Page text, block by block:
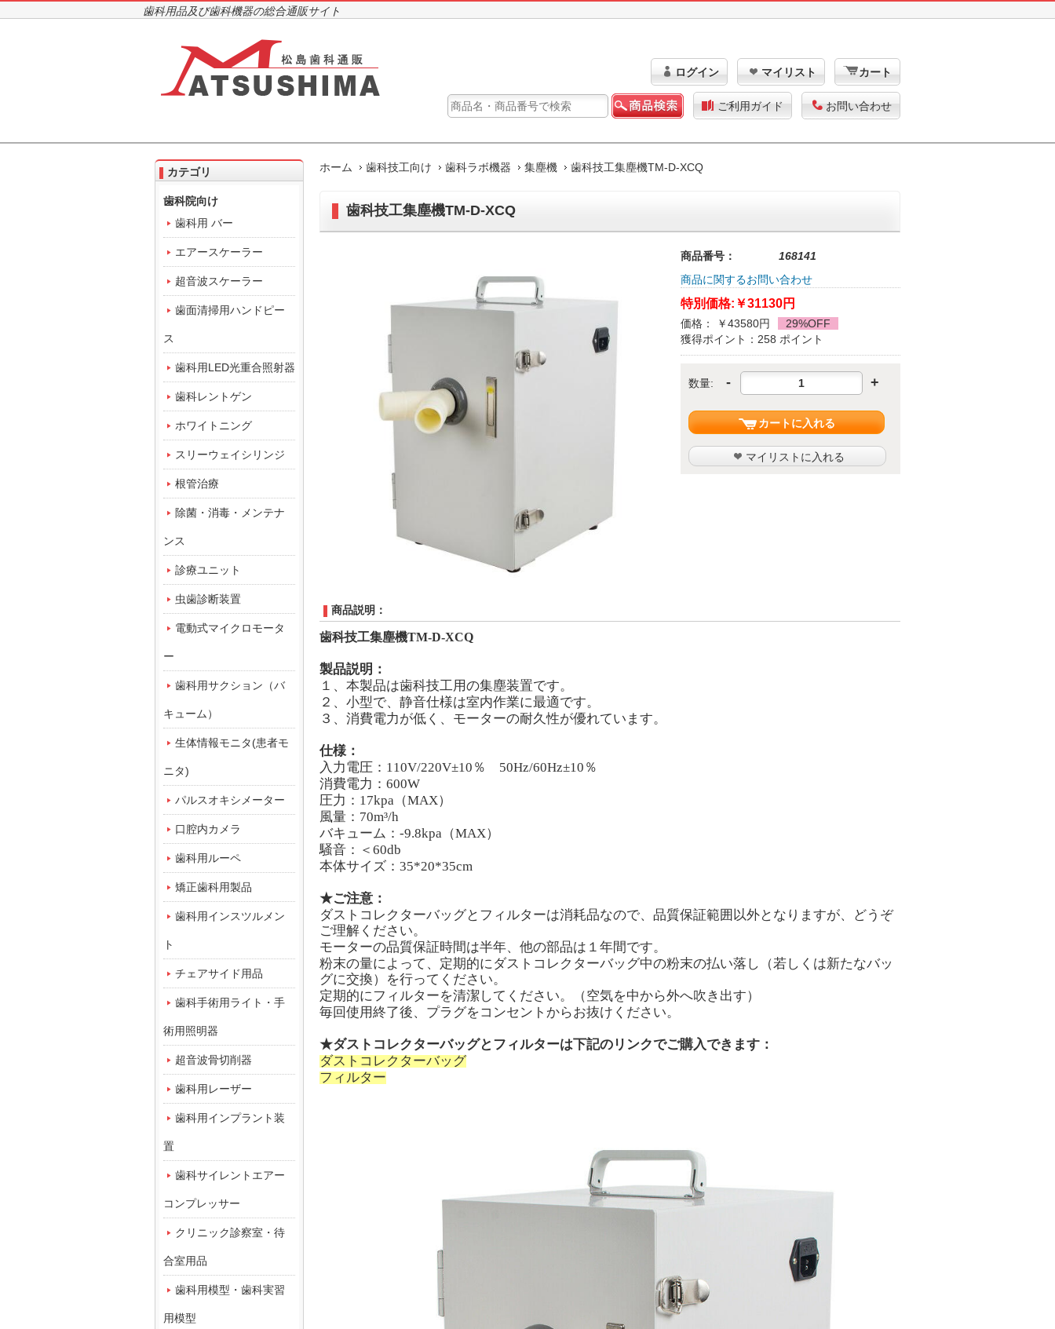
歯科用品及び歯科機器の総合通販サイト
ログイン マイリスト カート
ご利用ガイド お問い合わせ
ホーム 歯科技工向け 歯科ラボ機器 集塵機 歯科技工集塵機TM-D-XCQ
歯科技工集塵機TM-D-XCQ
商品番号：
168141
商品に関するお問い合わせ
特別価格: ￥31130円
価格： ￥43580円
29%OFF
獲得ポイント：258 ポイント
数量: - +
カートに入れる
マイリストに入れる
商品説明：
歯科技工集塵機TM-D-XCQ
製品説明：
１、本製品は歯科技工用の集塵装置です。
２、小型で、静音仕様は室内作業に最適です。
３、消費電力が低く、モーターの耐久性が優れています。
仕様：
入力電圧： 110V/220V±10 ％ 50Hz/60Hz±10 ％
消費電力：600W
圧力：17kpa（MAX）
風量：70m³/h
バキューム：-9.8kpa（MAX）
騒音： ＜60db
本体サイズ：35*20*35cm
★ご注意：
ダストコレクターバッグとフィルターは消耗品なので、品質保証範囲以外となりますが、どうぞ
ご理解ください。
モーターの品質保証時間は半年、他の部品は１年間です。
粉末の量によって、定期的にダストコレクターバッグ中の粉末の払い落し（若しくは新たなバッ
グに交換）を行ってください。
定期的にフィルターを清潔してください。（空気を中から外へ吹き出す）
毎回使用終了後、プラグをコンセントからお抜けください。
★ダストコレクターバッグとフィルターは下記のリンクでご購入できます：
ダストコレクターバッグ
フィルター
カテゴリ
歯科院向け
歯科用 バー
エアースケーラー
超音波スケーラー
歯面清掃用ハンドピー
ス
歯科用LED光重合照射器
歯科レントゲン
ホワイトニング
スリーウェイシリンジ
根管治療
除菌・消毒・メンテナ
ンス
診療ユニット
虫歯診断装置
電動式マイクロモータ
ー
歯科用サクション（バ
キューム）
生体情報モニタ(患者モ
ニタ)
パルスオキシメーター
口腔内カメラ
歯科用ルーペ
矯正歯科用製品
歯科用インスツルメン
ト
チェアサイド用品
歯科手術用ライト・手
術用照明器
超音波骨切削器
歯科用レーザー
歯科用インプラント装
置
歯科サイレントエアー
コンプレッサー
クリニック診察室・待
合室用品
歯科用模型・歯科実習
用模型